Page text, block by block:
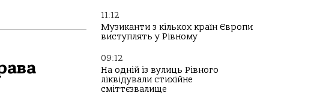
11:12
Музиканти з кількох країн Європи
виступлять у Рівному
09:12
На одній із вулиць Рівного
ліквідували стихійне
сміттєзвалище